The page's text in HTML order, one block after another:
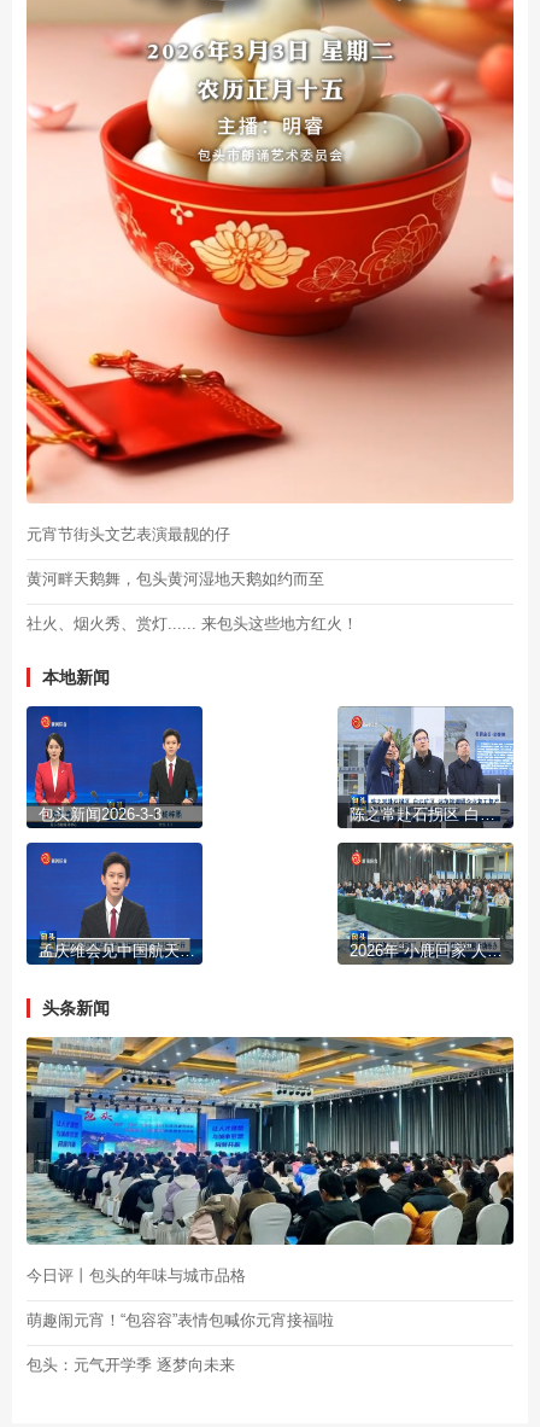
元宵节街头文艺表演最靓的仔
黄河畔天鹅舞，包头黄河湿地天鹅如约而至
社火、烟火秀、赏灯...... 来包头这些地方红火！
本地新闻
包头新闻2026-3-3 陈之常赴石拐区 白云矿区 达茂旗调研企业复工复产 重大项目建设和园区高质量发展工作
孟庆维会见中国航天电子技术研究院副院长闫俊武一行 2026年“小鹿回家”人才暖心宣介暨首场招聘活动举办
头条新闻
今日评丨包头的年味与城市品格
萌趣闹元宵！“包容容”表情包喊你元宵接福啦
包头：元气开学季 逐梦向未来